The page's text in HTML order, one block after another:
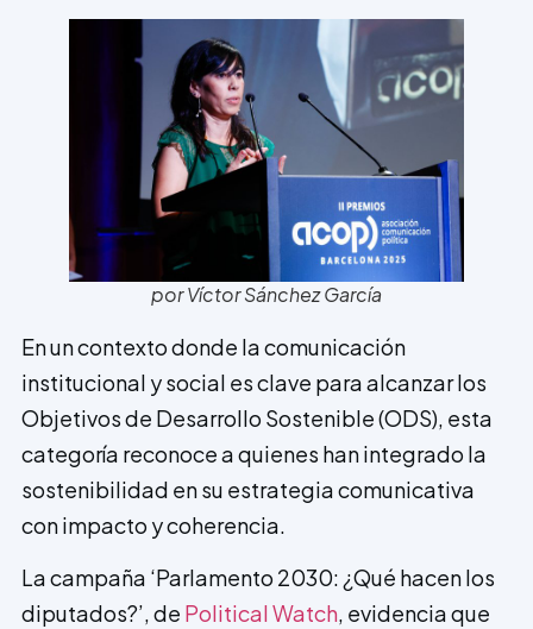
por Víctor Sánchez García
En un contexto donde la comunicación
institucional y social es clave para alcanzar los
Objetivos de Desarrollo Sostenible (ODS), esta
categoría reconoce a quienes han integrado la
sostenibilidad en su estrategia comunicativa
con impacto y coherencia.
La campaña ‘Parlamento 2030: ¿Qué hacen los
diputados?’, de Political Watch, evidencia que